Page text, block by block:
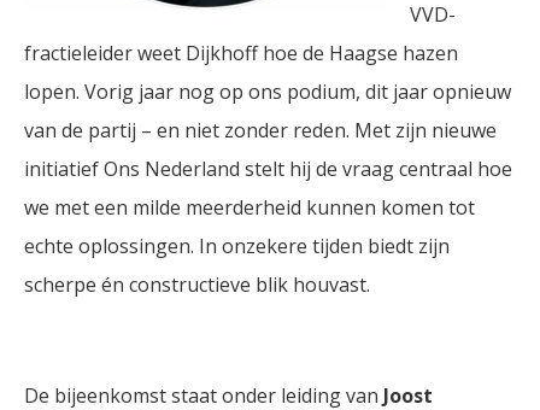
VVD-
fractieleider weet Dijkhoff hoe de Haagse hazen
lopen. Vorig jaar nog op ons podium, dit jaar opnieuw
van de partij – en niet zonder reden. Met zijn nieuwe
initiatief Ons Nederland stelt hij de vraag centraal hoe
we met een milde meerderheid kunnen komen tot
echte oplossingen. In onzekere tijden biedt zijn
scherpe én constructieve blik houvast.
De bijeenkomst staat onder leiding van Joost